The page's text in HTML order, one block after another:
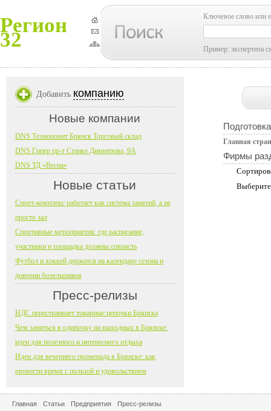
Регион
32
Ключевое слово или
Пример: экспертиза
Главная
Фирмы
Добавить компанию
Новые компании
DNS Технопоинт Брянск Торговый склад
DNS Гипер пр-т Станке Димитрова, 9А
DNS ТД «Весна»
Новые статьи
Спорт-комплекс работает как система занятий, а не
просто зал
Спортивные мероприятия: где расписание,
участники и площадка должны совпасть
Футбол и хоккей держатся на календаре сезона и
доверии болельщиков
Пресс-релизы
НДС перестраивает товарные цепочки Брянска
Чем заняться в одиночку на выходных в Брянске:
идеи для полезного и интересного отдыха
Идеи для вечернего променада в Брянске: как
провести время с пользой и удовольствием
Главная Статьи Предприятия Пресс-релизы